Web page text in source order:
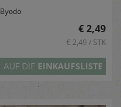
Byodo
€ 2,49
€ 2,49 / STK
AUF DIE EINKAUFSLISTE